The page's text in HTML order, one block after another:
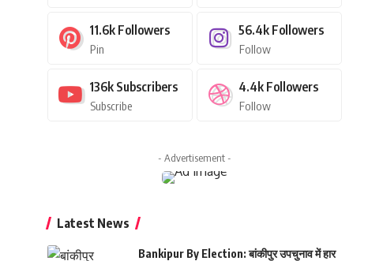
11.6k Followers
Pin
56.4k Followers
Follow
136k Subscribers
Subscribe
4.4k Followers
Follow
- Advertisement -
Latest News
Bankipur By Election: बांकीपुर उपचुनाव में हार